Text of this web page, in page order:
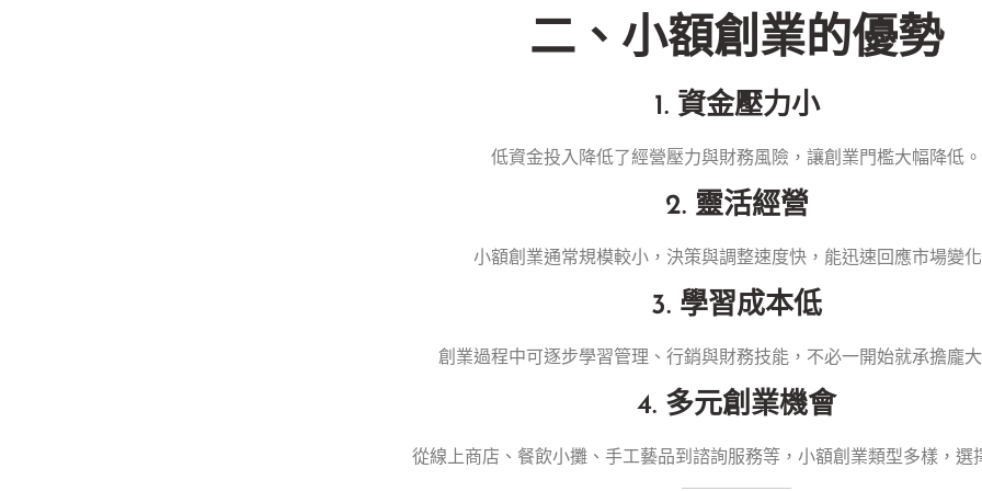
二、小額創業的優勢
1. 資金壓力小
低資金投入降低了經營壓力與財務風險，讓創業門檻大幅降低。
2. 靈活經營
小額創業通常規模較小，決策與調整速度快，能迅速回應市場變化
3. 學習成本低
創業過程中可逐步學習管理、行銷與財務技能，不必一開始就承擔龐大
4. 多元創業機會
從線上商店、餐飲小攤、手工藝品到諮詢服務等，小額創業類型多樣，選